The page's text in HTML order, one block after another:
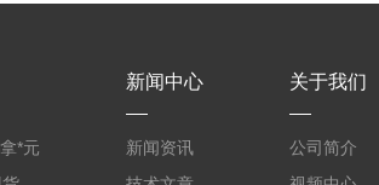
*元
新闻中心
新闻资讯
关于我们
公司简介